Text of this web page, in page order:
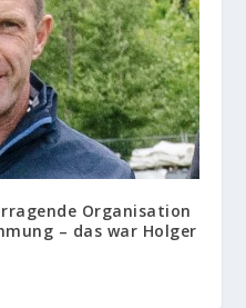
Organisation
– das war Holger